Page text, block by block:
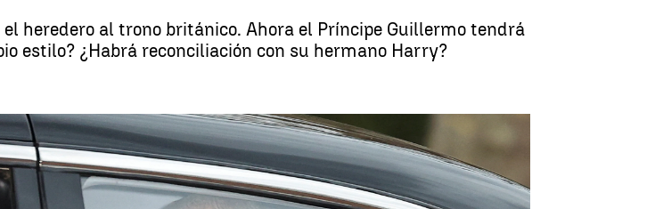
heredero al trono británico. Ahora el Príncipe Guillermo tendrá
estilo? ¿Habrá reconciliación con su hermano Harry?
Pendientes de Carlos III | Reuters